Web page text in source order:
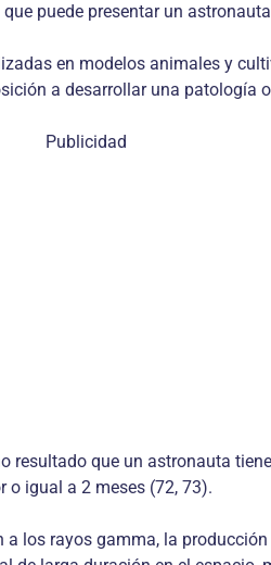
puede presentar un
en modelos animales y
a desarrollar una patología
Publicidad
que un astronauta
o igual a 2 meses (72, 73).
los rayos gamma, la